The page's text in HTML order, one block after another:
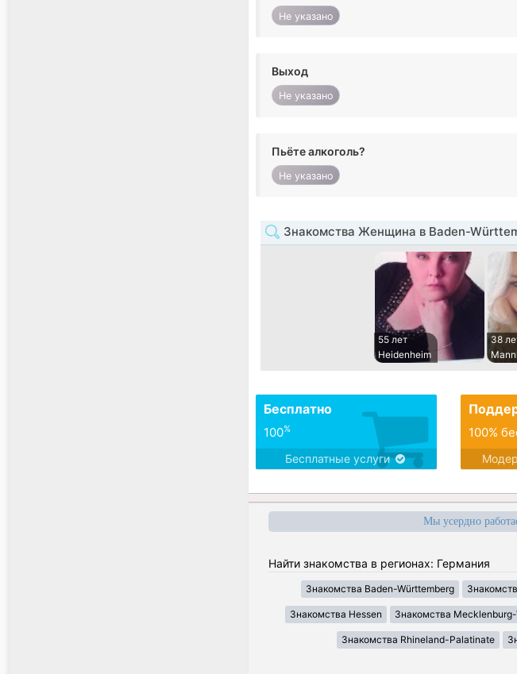
Не указано
Выход
Не указано
Пьёте алкоголь?
Не указано
Знакомства Женщина в Baden-
55 лет
Heidenheim
38
Бесплатно
100%
Бесплатные услуги
100%
Мы усердно
Найти знакомства в регионах: Германия
Знакомства Baden-Württemberg
Знакомства Hessen Знакомства Mecklenburg-
Знакомства Rhineland-Palatinate